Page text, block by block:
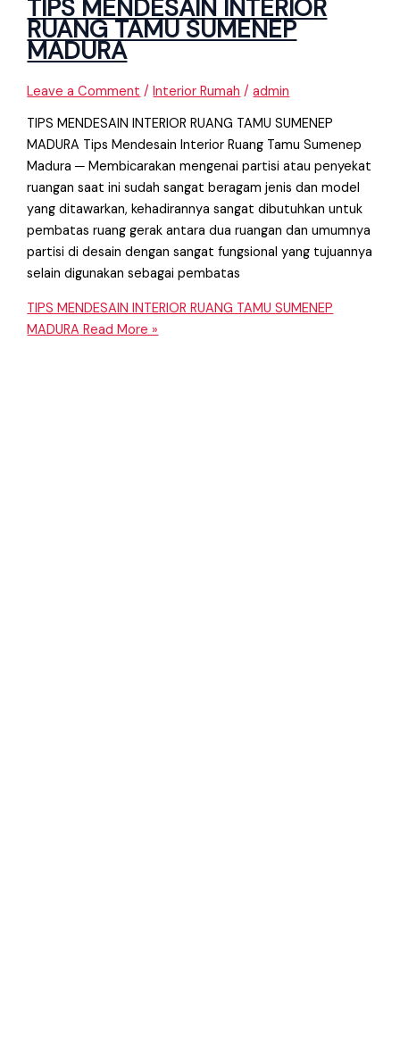
TIPS MENDESAIN INTERIOR
RUANG TAMU SUMENEP
MADURA
Leave a Comment /Interior Rumah /admin
TIPS MENDESAIN INTERIOR RUANG TAMU SUMENEP
MADURA Tips Mendesain Interior Ruang Tamu Sumenep
Madura ─ Membicarakan mengenai partisi atau penyekat
ruangan saat ini sudah sangat beragam jenis dan model
yang ditawarkan, kehadirannya sangat dibutuhkan untuk
pembatas ruang gerak antara dua ruangan dan umumnya
partisi di desain dengan sangat fungsional yang tujuannya
selain digunakan sebagai pembatas
TIPS MENDESAIN INTERIOR RUANG TAMU SUMENEP
MADURA Read More »